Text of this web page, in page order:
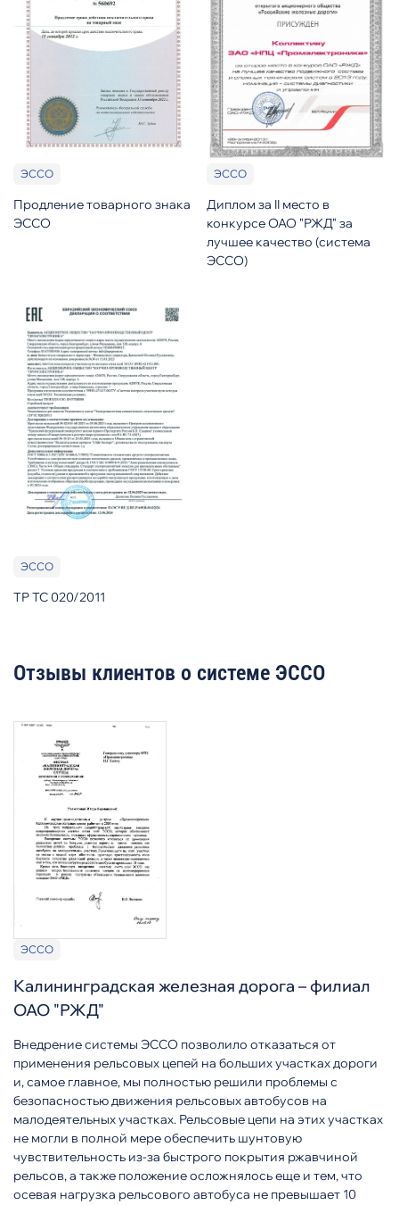
ЭССО
Продление товарного знака
ЭССО
ЭССО
Диплом за II место в
конкурсе ОАО "РЖД" за
лучшее качество (система
ЭССО)
ЭССО
ТР ТС 020/2011
Отзывы клиентов о системе ЭССО
ЭССО
Калининградская железная дорога – филиал
ОАО "РЖД"
Внедрение системы ЭССО позволило отказаться от
применения рельсовых цепей на больших участках дороги
и, самое главное, мы полностью решили проблемы с
безопасностью движения рельсовых автобусов на
малодеятельных участках. Рельсовые цепи на этих участках
не могли в полной мере обеспечить шунтовую
чувствительность из-за быстрого покрытия ржавчиной
рельсов, а также положение осложнялось еще и тем, что
осевая нагрузка рельсового автобуса не превышает 10